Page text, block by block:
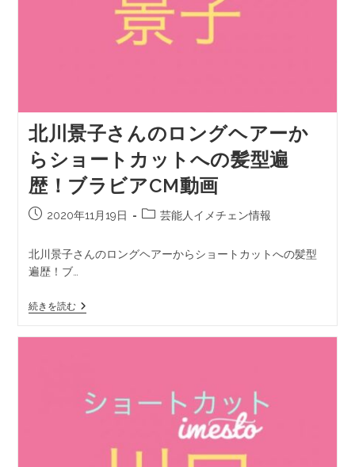
北川景子さんのロングヘアーか
らショートカットへの髪型遍
歴！ブラビアCM動画
2020年11月19日 芸能人イメチェン情報
北川景子さんのロングヘアーからショートカットへの髪型
遍歴！ブ…
続きを読む